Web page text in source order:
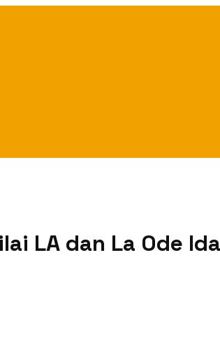
LA dan La Ode